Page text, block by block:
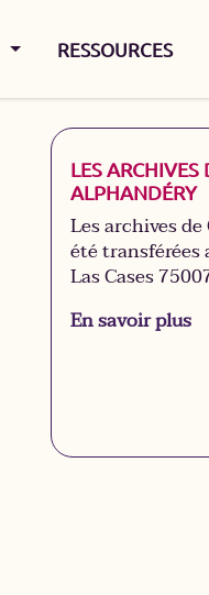
AFFICHER LE MENU
RESSOURCES
LES ARCHIVES
ALPHANDÉRY
Les archives
été transférées
Las Cases
En savoir plus